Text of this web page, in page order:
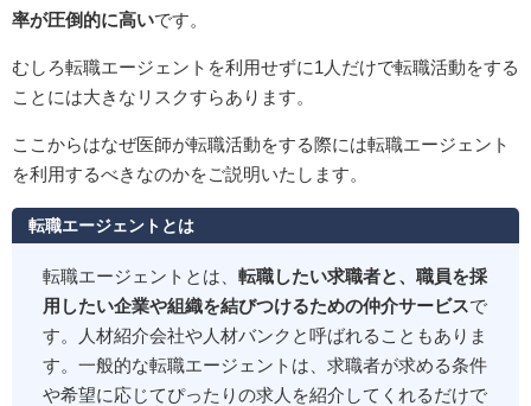
率が圧倒的に高いです。
むしろ転職エージェントを利用せずに1人だけで転職活動をする
ことには大きなリスクすらあります。
ここからはなぜ医師が転職活動をする際には転職エージェント
を利用するべきなのかをご説明いたします。
転職エージェントとは
転職エージェントとは、 転職したい求職者と、職員を採
用したい企業や組織を結びつけるための仲介サービスで
す。人材紹介会社や人材バンクと呼ばれることもありま
す。一般的な転職エージェントは、求職者が求める条件
や希望に応じてぴったりの求人を紹介してくれるだけで